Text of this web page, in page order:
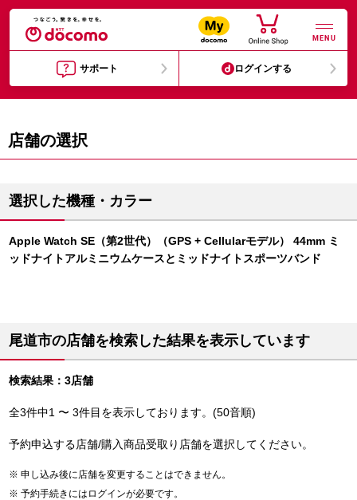
MENU
サポート ログインする
店舗の選択
選択した機種・カラー
Apple Watch SE（第2世代）（GPS + Cellularモデル） 44mm ミ
ッドナイトアルミニウムケースとミッドナイトスポーツバンド
尾道市の店舗を検索した結果を表示しています
検索結果：3店舗
全3件中1 〜 3件目を表示しております。(50音順)
予約申込する店舗/購入商品受取り店舗を選択してください。
申し込み後に店舗を変更することはできません。
予約手続きにはログインが必要です。